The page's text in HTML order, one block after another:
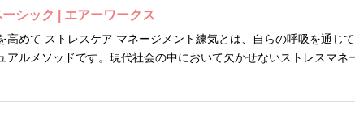
シック | エアーワークス
高めて ストレスケア マネージメント練気とは、自らの呼吸を通じ
アルメソッドです。現代社会の中において欠かせないストレスマネ